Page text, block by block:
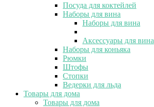
Посуда для коктейлей
Наборы для вина
Наборы для вина
Аксессуары для вина
Наборы для коньяка
Рюмки
Штофы
Стопки
Ведерки для льда
Товары для дома
Товары для дома